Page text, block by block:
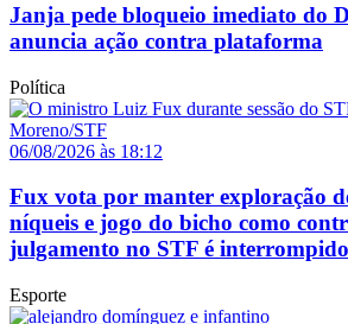
Janja pede bloqueio imediato do
anuncia ação contra plataforma
Política
06/08/2026 às 18:12
Fux vota por manter exploração
níqueis e jogo do bicho como
julgamento no STF é interrompido
Esporte